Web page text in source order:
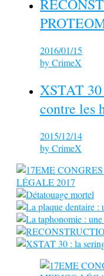
2016/01/15
byCrimeX
XSTAT 30
contre les
2015/12/14
byCrimeX